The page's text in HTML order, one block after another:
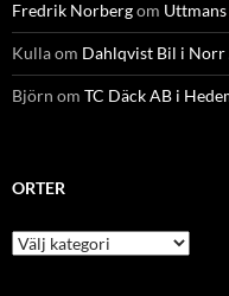
Fredrik Norbergom
Kullaom Dahlqvist Bil i Norr
Björn om TC Däck AB i
ORTER
Orter